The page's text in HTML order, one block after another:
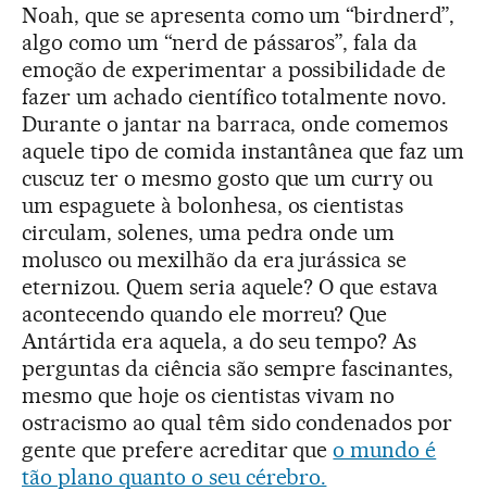
Noah, que se apresenta como um “birdnerd”,
algo como um “nerd de pássaros”, fala da
emoção de experimentar a possibilidade de
fazer um achado científico totalmente novo.
Durante o jantar na barraca, onde comemos
aquele tipo de comida instantânea que faz um
cuscuz ter o mesmo gosto que um curry ou
um espaguete à bolonhesa, os cientistas
circulam, solenes, uma pedra onde um
molusco ou mexilhão da era jurássica se
eternizou. Quem seria aquele? O que estava
acontecendo quando ele morreu? Que
Antártida era aquela, a do seu tempo? As
perguntas da ciência são sempre fascinantes,
mesmo que hoje os cientistas vivam no
ostracismo ao qual têm sido condenados por
gente que prefere acreditar queo mundo é
tão plano quanto o seu cérebro.